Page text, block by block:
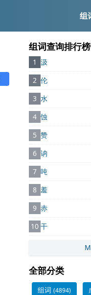
组
组词查询排行榜
1 汲
2 伦
3 水
4 蚀
5 赞
6 讷
7 吨
8 羞
9 赤
10 干
全部分类
组词 (4894)